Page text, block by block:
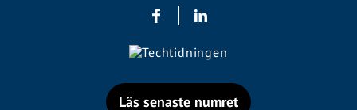
Läs senaste numret